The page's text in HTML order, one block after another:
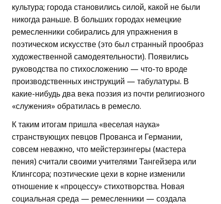
культура; города становились силой, какой не были
никогда раньше. В больших городах немецкие
ремесленники собирались для упражнения в
поэтическом искусстве (это был странный прообраз
художественной самодеятельности). Появились
руководства по стихосложению — что-то вроде
производственных инструкций — табулатуры. В
какие-нибудь два века поэзия из почти религиозного
«служения» обратилась в ремесло.
К таким итогам пришла «веселая наука»
странствующих певцов Прованса и Германии,
совсем неважно, что мейстерзингеры (мастера
пения) считали своими учителями Тангейзера или
Клингсора; поэтические цехи в корне изменили
отношение к «процессу» стихотворства. Новая
социальная среда — ремесленники — создала